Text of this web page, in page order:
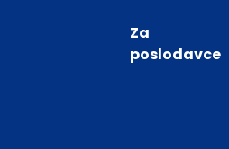
Za
poslodavce